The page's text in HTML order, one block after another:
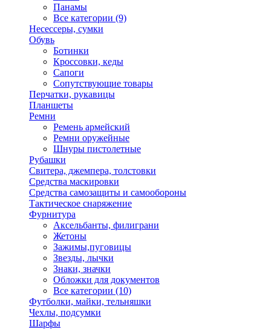
Панамы
Все категории (9)
Несессеры, сумки
Обувь
Ботинки
Кроссовки, кеды
Сапоги
Сопутствующие товары
Перчатки, рукавицы
Планшеты
Ремни
Ремень армейский
Ремни оружейные
Шнуры пистолетные
Рубашки
Свитера, джемпера, толстовки
Средства маскировки
Средства самозащиты и самообороны
Тактическое снаряжение
Фурнитура
Аксельбанты, филиграни
Жетоны
Зажимы,пуговицы
Звезды, лычки
Знаки, значки
Обложки для документов
Все категории (10)
Футболки, майки, тельняшки
Чехлы, подсумки
Шарфы